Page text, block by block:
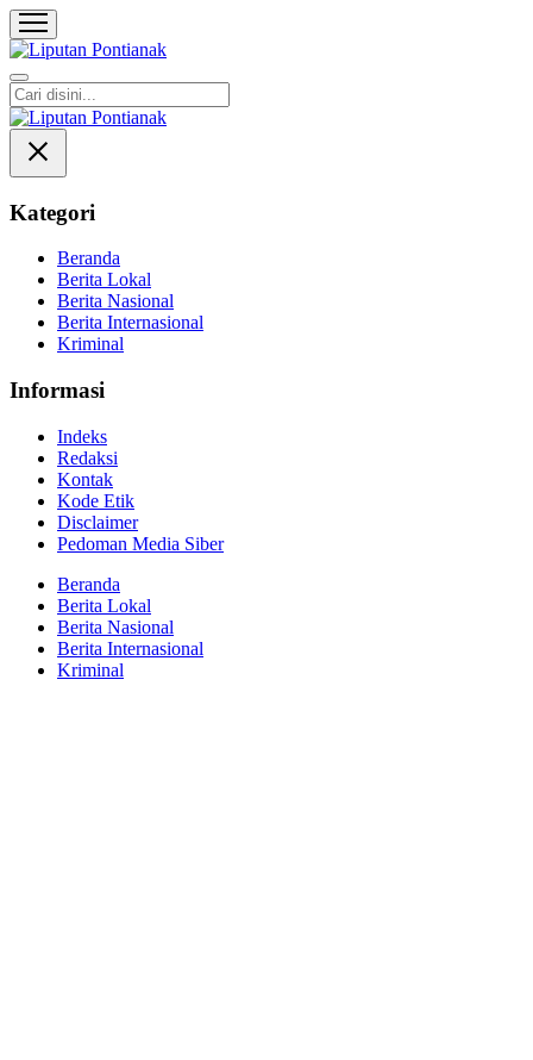
Liputan Pontianak
Berita Terkini dan TerUpdate
Kategori
Beranda
Berita Lokal
Berita Nasional
Berita Internasional
Kriminal
Informasi
Indeks
Redaksi
Kontak
Kode Etik
Disclaimer
Pedoman Media Siber
Beranda
Berita Lokal
Berita Nasional
Berita Internasional
Kriminal